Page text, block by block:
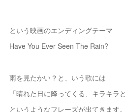
という映画のエンディングテーマ
Have You Ever Seen The Rain?
雨を見たかい？と、いう歌には
「晴れた日に降ってくる、キラキラ
というようなフレーズが出てきます。